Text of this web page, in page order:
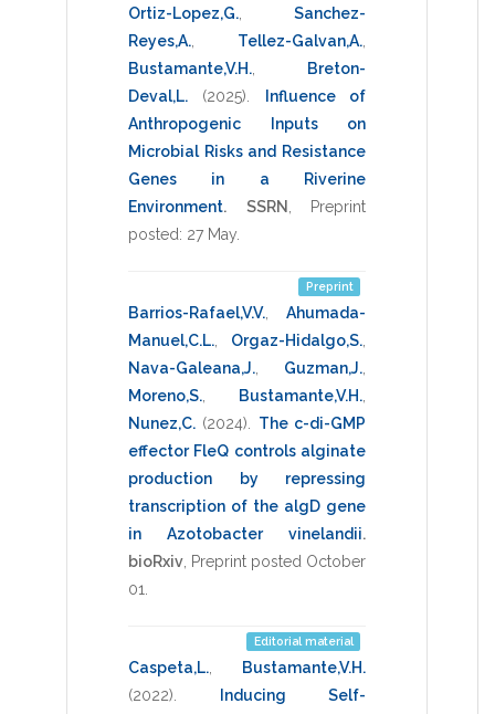
Ortiz-Lopez,G., Sanchez-
Reyes,A., Tellez-Galvan,A.,
Bustamante,V.H.,
Breton-
Deval,L.
(2025).
Influence of
Anthropogenic Inputs on
Microbial Risks and Resistance
Genes in a Riverine
Environment. SSRN ,
Preprint
posted: 27 May.
Preprint
Barrios-Rafael,V.V., Ahumada-
Manuel,C.L., Orgaz-Hidalgo,S.,
Nava-Galeana,J., Guzman,J.,
Moreno,S., Bustamante,V.H.,
Nunez,C. (2024). The c-di-GMP
effector FleQ controls alginate
production by repressing
transcription of the algD gene
in Azotobacter vinelandii.
bioRxiv, Preprint posted October
01.
Editorial material
Caspeta,L.,
Bustamante,V.H.
(2022). Inducing Self-